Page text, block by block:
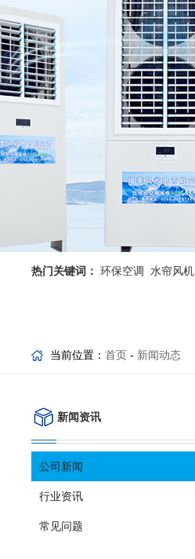
热门关键词： 环保空调 水帘风机
当前位置： 首页 - 新闻动态
新闻资讯
公司新闻
行业资讯
常见问题